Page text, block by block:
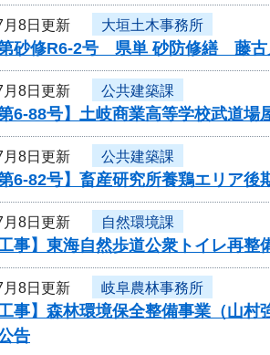
月8日更新 大垣土木事務所
砂修R6-2号 県単 砂防修繕 藤
月8日更新 公共建築課
第6-88号】土岐商業高等学校武道
月8日更新 公共建築課
第6-82号】畜産研究所養鶏エリア
月8日更新 自然環境課
工事】東海自然歩道公衆トイレ再
月8日更新 岐阜農林事務所
工事】森林環境保全整備事業（山
告